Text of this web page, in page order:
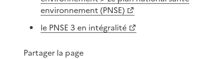
environnement (PNSE)
le PNSE 3 en intégralité
Partager la page